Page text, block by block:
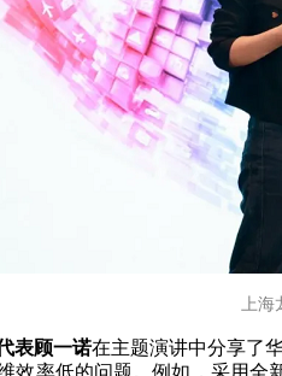
上海
表顾一诺在主题演讲中分享了
效率低的问题。例如，采用全